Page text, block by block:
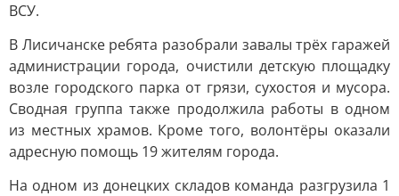
ВСУ.
В Лисичанске ребята разобрали завалы трёх гаражей
администрации города, очистили детскую площадку
возле городского парка от грязи, сухостоя и мусора.
Сводная группа также продолжила работы в одном
из местных храмов. Кроме того, волонтёры оказали
адресную помощь 19 жителям города.
На одном из донецких складов команда разгрузила 1